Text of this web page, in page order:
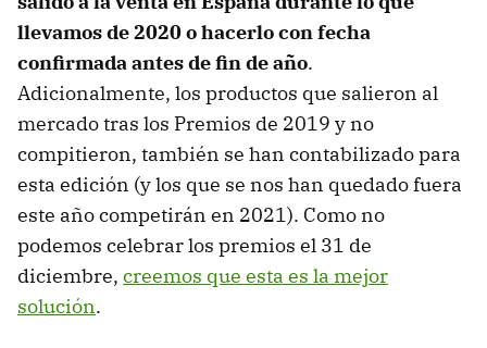
llevamos de 2020 o hacerlo con fecha
confirmada antes de fin de año.
Adicionalmente, los productos que salieron al
mercado tras los Premios de 2019 y no
compitieron, también se han contabilizado para
esta edición (y los que se nos han quedado fuera
este año competirán en 2021). Como no
podemos celebrar los premios el 31 de
diciembre, creemos que esta es la mejor
solución.